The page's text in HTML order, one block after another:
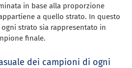
in base alla proporzione
a quello strato. In questo
strato sia rappresentato in
finale.
dei campioni di ogni